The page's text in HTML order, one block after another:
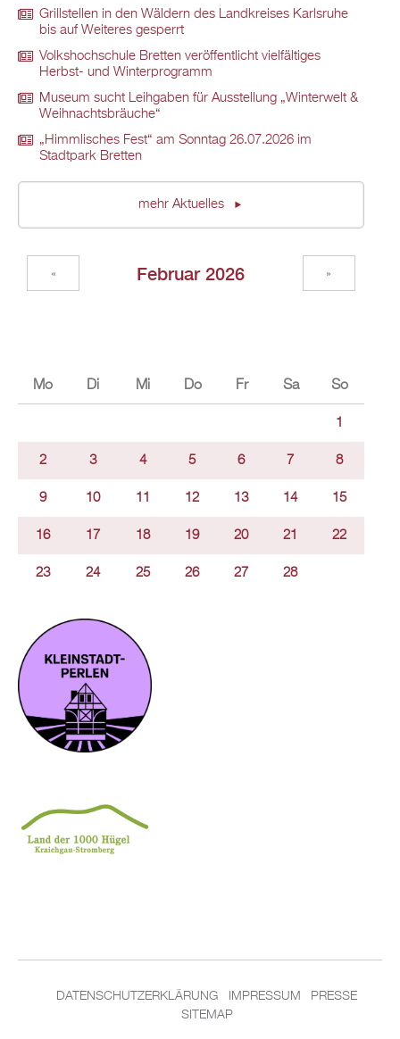
Grillstellen in den Wäldern des Landkreises Karlsruhe
bis auf Weiteres gesperrt
Volkshochschule Bretten veröffentlicht vielfältiges
Herbst- und Winterprogramm
Museum sucht Leihgaben für Ausstellung „Winterwelt &
Weihnachtsbräuche“
„Himmlisches Fest“ am Sonntag 26.07.2026 im
Stadtpark Bretten
mehr Aktuelles
Februar 2026
« »
Mo Di Mi Do Fr Sa So
1
2 3 4 5 6 7 8
9 10 11 12 13 14 15
16 17 18 19 20 21 22
23 24 25 26 27 28
DATENSCHUTZERKLÄRUNG IMPRESSUM
PRESSE
SITEMAP